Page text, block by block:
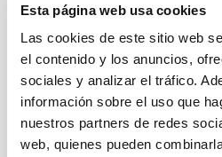
Esta página web usa cookies
Las cookies de este sitio web
el contenido y los anuncios,
sociales y analizar el tráfico.
información sobre el uso que
nuestros partners de redes
web, quienes pueden
-50% Jóvenes, parados y
14,50 €
Precio general: 29 €
Abona’t ara al TNC! Venda
Información general